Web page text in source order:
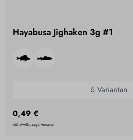
Hayabusa Jighaken 3g #1
6 Varianten
0,49 €
inkl. MwSt., zzgl. Versand